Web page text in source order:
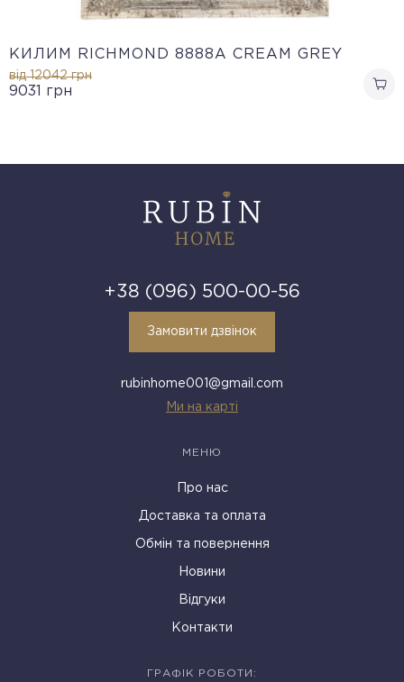
КИЛИМ RICHMOND 8888A CREAM GREY
від 12042грн
9031 грн
+38 (096) 500-00-56
Замовити дзвінок
rubinhome001@gmail.com
Ми на карті
МЕНЮ
Про нас
Доставка та оплата
Обмін та повернення
Новини
Відгуки
Контакти
ГРАФІК РОБОТИ: